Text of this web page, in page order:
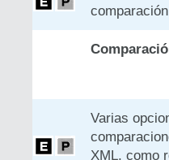
comparación
Varias
XML, como